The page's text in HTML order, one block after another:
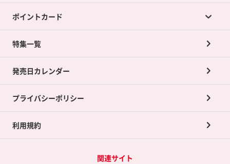
店舗買取について
ネット買取について
買取承諾書について
ポイントカード
ポイントカードTOP
ポイント交換景品
特集一覧
発売日カレンダー
プライバシーポリシー
利用規約
関連サイト